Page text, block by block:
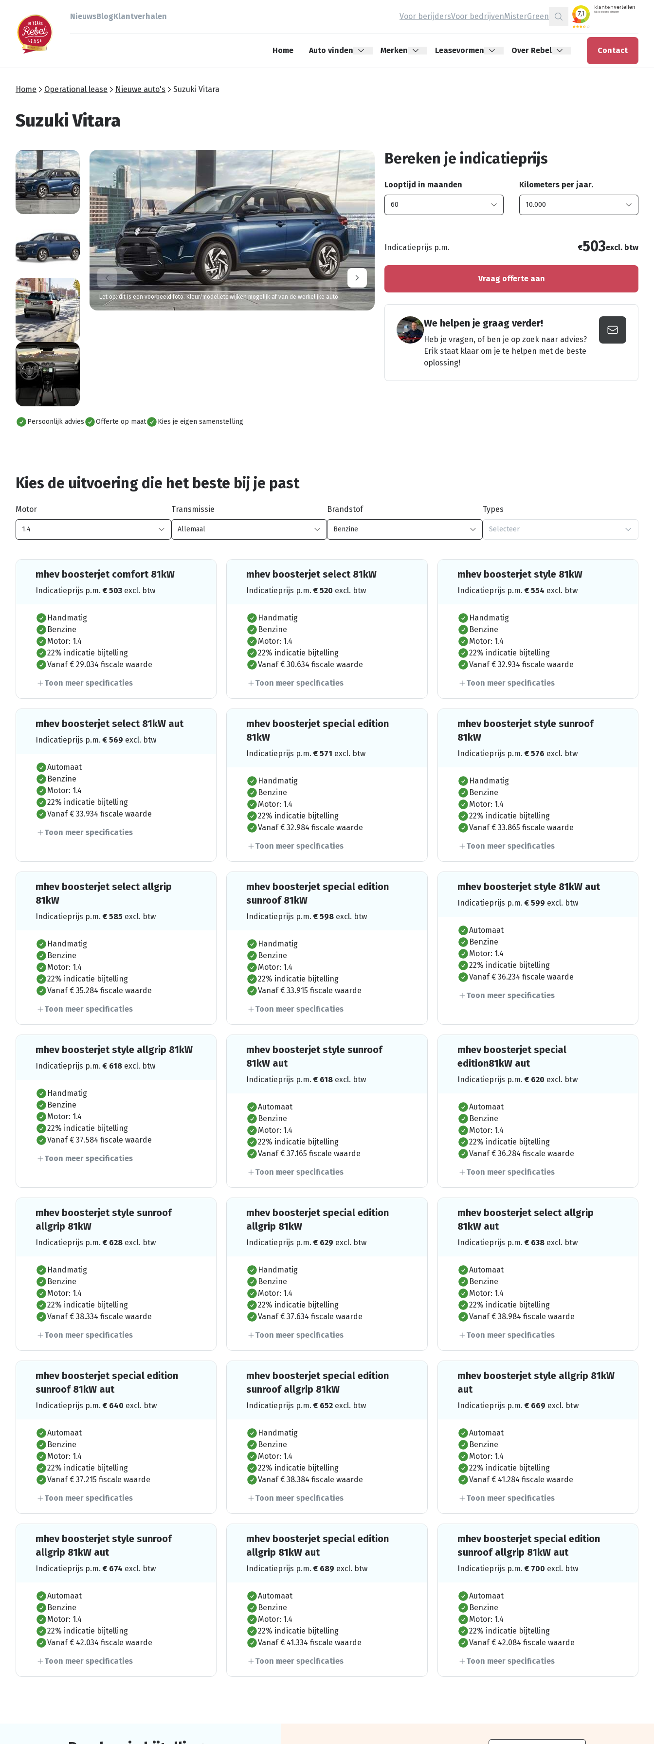
NieuwsBlogKlantverhalen Voor berijdersVoor bedrijvenMisterGreen
Zoeken
Home Auto vinden Merken Leasevormen Over Rebel Contact
Home Operational lease Nieuwe auto's Suzuki Vitara
Suzuki Vitara
Alles bekijken
Let op: dit is een voorbeeld foto. Kleur/model etc wijken mogelijk af van de werkelijke auto
Persoonlijk advies Offerte op maat Kies je eigen samenstelling
Bereken je indicatieprijs
Looptijd in maanden Kilometers per jaar.
Indicatieprijs p.m. €503excl. btw
Vraag offerte aan
We helpen je graag verder!
Heb je vragen, of ben je op zoek naar advies?
Erik staat klaar om je te helpen met de beste
oplossing!
Kies de uitvoering die het beste bij je past
Motor Transmissie Brandstof Types
Selecteer
mhev boosterjet comfort 81kW
Indicatieprijs p.m.€ 503 excl. btw
Handmatig
Benzine
Motor: 1.4
22% indicatie bijtelling
Vanaf € 29.034 fiscale waarde
Toon meer specificaties
mhev boosterjet select 81kW
Indicatieprijs p.m.€ 520 excl. btw
Handmatig
Benzine
Motor: 1.4
22% indicatie bijtelling
Vanaf € 30.634 fiscale waarde
Toon meer specificaties
mhev boosterjet style 81kW
Indicatieprijs p.m.€ 554 excl. btw
Handmatig
Benzine
Motor: 1.4
22% indicatie bijtelling
Vanaf € 32.934 fiscale waarde
Toon meer specificaties
mhev boosterjet select 81kW aut
Indicatieprijs p.m.€ 569 excl. btw
Automaat
Benzine
Motor: 1.4
22% indicatie bijtelling
Vanaf € 33.934 fiscale waarde
Toon meer specificaties
mhev boosterjet special edition
81kW
Indicatieprijs p.m.€ 571 excl. btw
Handmatig
Benzine
Motor: 1.4
22% indicatie bijtelling
Vanaf € 32.984 fiscale waarde
Toon meer specificaties
mhev boosterjet style sunroof
81kW
Indicatieprijs p.m.€ 576 excl. btw
Handmatig
Benzine
Motor: 1.4
22% indicatie bijtelling
Vanaf € 33.865 fiscale waarde
Toon meer specificaties
mhev boosterjet select allgrip
81kW
Indicatieprijs p.m.€ 585 excl. btw
Handmatig
Benzine
Motor: 1.4
22% indicatie bijtelling
Vanaf € 35.284 fiscale waarde
Toon meer specificaties
mhev boosterjet special edition
sunroof 81kW
Indicatieprijs p.m.€ 598 excl. btw
Handmatig
Benzine
Motor: 1.4
22% indicatie bijtelling
Vanaf € 33.915 fiscale waarde
Toon meer specificaties
mhev boosterjet style 81kW aut
Indicatieprijs p.m.€ 599 excl. btw
Automaat
Benzine
Motor: 1.4
22% indicatie bijtelling
Vanaf € 36.234 fiscale waarde
Toon meer specificaties
mhev boosterjet style allgrip 81kW
Indicatieprijs p.m.€ 618 excl. btw
Handmatig
Benzine
Motor: 1.4
22% indicatie bijtelling
Vanaf € 37.584 fiscale waarde
Toon meer specificaties
mhev boosterjet style sunroof
81kW aut
Indicatieprijs p.m.€ 618 excl. btw
Automaat
Benzine
Motor: 1.4
22% indicatie bijtelling
Vanaf € 37.165 fiscale waarde
Toon meer specificaties
mhev boosterjet special
edition81kW aut
Indicatieprijs p.m.€ 620 excl. btw
Automaat
Benzine
Motor: 1.4
22% indicatie bijtelling
Vanaf € 36.284 fiscale waarde
Toon meer specificaties
mhev boosterjet style sunroof
allgrip 81kW
Indicatieprijs p.m.€ 628 excl. btw
Handmatig
Benzine
Motor: 1.4
22% indicatie bijtelling
Vanaf € 38.334 fiscale waarde
Toon meer specificaties
mhev boosterjet special edition
allgrip 81kW
Indicatieprijs p.m.€ 629 excl. btw
Handmatig
Benzine
Motor: 1.4
22% indicatie bijtelling
Vanaf € 37.634 fiscale waarde
Toon meer specificaties
mhev boosterjet select allgrip
81kW aut
Indicatieprijs p.m.€ 638 excl. btw
Automaat
Benzine
Motor: 1.4
22% indicatie bijtelling
Vanaf € 38.984 fiscale waarde
Toon meer specificaties
mhev boosterjet special edition
sunroof 81kW aut
Indicatieprijs p.m.€ 640 excl. btw
Automaat
Benzine
Motor: 1.4
22% indicatie bijtelling
Vanaf € 37.215 fiscale waarde
Toon meer specificaties
mhev boosterjet special edition
sunroof allgrip 81kW
Indicatieprijs p.m.€ 652 excl. btw
Handmatig
Benzine
Motor: 1.4
22% indicatie bijtelling
Vanaf € 38.384 fiscale waarde
Toon meer specificaties
mhev boosterjet style allgrip 81kW
aut
Indicatieprijs p.m.€ 669 excl. btw
Automaat
Benzine
Motor: 1.4
22% indicatie bijtelling
Vanaf € 41.284 fiscale waarde
Toon meer specificaties
mhev boosterjet style sunroof
allgrip 81kW aut
Indicatieprijs p.m.€ 674 excl. btw
Automaat
Benzine
Motor: 1.4
22% indicatie bijtelling
Vanaf € 42.034 fiscale waarde
Toon meer specificaties
mhev boosterjet special edition
allgrip 81kW aut
Indicatieprijs p.m.€ 689 excl. btw
Automaat
Benzine
Motor: 1.4
22% indicatie bijtelling
Vanaf € 41.334 fiscale waarde
Toon meer specificaties
mhev boosterjet special edition
sunroof allgrip 81kW aut
Indicatieprijs p.m.€ 700 excl. btw
Automaat
Benzine
Motor: 1.4
22% indicatie bijtelling
Vanaf € 42.084 fiscale waarde
Toon meer specificaties